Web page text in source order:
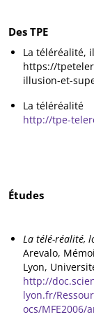
Des TPE
La téléréalité,
https://
illusion-et-
La téléréalité
http://tpe-
Études
La télé-réalité,
Arevalo,
Lyon,
http://
lyon.fr/
ocs/MFE2006/